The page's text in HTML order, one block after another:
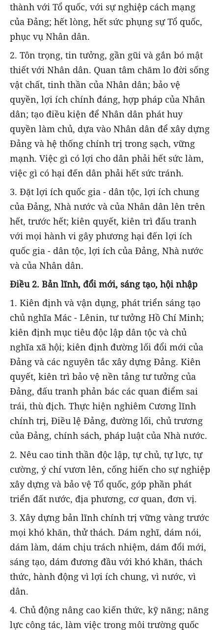
thành với Tổ quốc, với sự nghiệp cách mạng
của Đảng; hết lòng, hết sức phụng sự Tổ quốc,
phục vụ Nhân dân.
2. Tôn trọng, tin tưởng, gần gũi và gắn bó mật
thiết với Nhân dân. Quan tâm chăm lo đời sống
vật chất, tinh thần của Nhân dân; bảo vệ
quyền, lợi ích chính đáng, hợp pháp của Nhân
dân; tạo điều kiện để Nhân dân phát huy
quyền làm chủ, dựa vào Nhân dân để xây dựng
Đảng và hệ thống chính trị trong sạch, vững
mạnh. Việc gì có lợi cho dân phải hết sức làm,
việc gì có hại đến dân phải hết sức tránh.
3. Đặt lợi ích quốc gia - dân tộc, lợi ích chung
của Đảng, Nhà nước và của Nhân dân lên trên
hết, trước hết; kiên quyết, kiên trì đấu tranh
với mọi hành vi gây phương hại đến lợi ích
quốc gia - dân tộc, lợi ích của Đảng, Nhà nước
và của Nhân dân.
Điều2. Bản lĩnh, đổi mới, sáng tạo, hội nhập
1. Kiên định và vận dụng, phát triển sáng tạo
chủ nghĩa Mác - Lênin, tư tưởng Hồ Chí Minh;
kiên định mục tiêu độc lập dân tộc và chủ
nghĩa xã hội; kiên định đường lối đổi mới của
Đảng và các nguyên tắc xây dựng Đảng. Kiên
quyết, kiên trì bảo vệ nền tảng tư tưởng của
Đảng, đấu tranh phản bác các quan điểm sai
trái, thù địch. Thực hiện nghiêm Cương lĩnh
chính trị, Điều lệ Đảng, đường lối, chủ trương
của Đảng, chính sách, pháp luật của Nhà nước.
2. Nêu cao tinh thần độc lập, tự chủ, tự lực, tự
cường, ý chí vươn lên, cống hiến cho sự nghiệp
xây dựng và bảo vệ Tổ quốc, góp phần phát
triển đất nước, địa phương, cơ quan, đơn vị.
3. Xây dựng bản lĩnh chính trị vững vàng trước
mọi khó khăn, thử thách. Dám nghĩ, dám nói,
dám làm, dám chịu trách nhiệm, dám đổi mới,
sáng tạo, dám đương đầu với khó khăn, thách
thức, hành động vì lợi ích chung, vì nước, vì
dân.
4. Chủ động nâng cao kiến thức, kỹ năng; năng
lực công tác, làm việc trong môi trường quốc